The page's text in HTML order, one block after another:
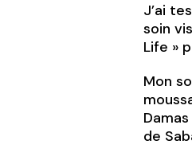
J’ai
soin
Life »
Mon
de